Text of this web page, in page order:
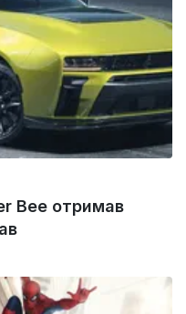
Bee отримав